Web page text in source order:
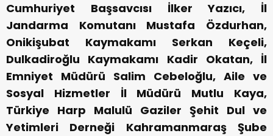
Cumhuriyet Başsavcısı İlker Yazıcı, İl
Jandarma Komutanı Mustafa Özdurhan,
Onikişubat Kaymakamı Serkan Keçeli,
Dulkadiroğlu Kaymakamı Kadir Okatan, İl
Emniyet Müdürü Salim Cebeloğlu, Aile ve
Sosyal Hizmetler İl Müdürü Mutlu Kaya,
Türkiye Harp Malulü Gaziler Şehit Dul ve
Yetimleri Derneği Kahramanmaraş Şube